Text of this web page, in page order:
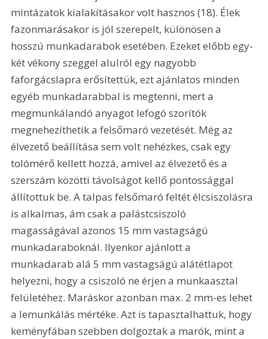
mintázatok kialakításakor volt hasznos (18). Élek
fazonmarásakor is jól szerepelt, különösen a
hosszú munkadarabok esetében. Ezeket előbb egy-
két vékony szeggel alulról egy nagyobb
faforgácslapra erősítettük, ezt ajánlatos minden
egyéb munkadarabbal is megtenni, mert a
megmunkálandó anyagot lefogó szorítók
megnehezíthetik a felsőmaró vezetését. Még az
élvezető beállítása sem volt nehézkes, csak egy
tolómérő kellett hozzá, amivel az élvezető és a
szerszám közötti távolságot kellő pontossággal
állítottuk be. A talpas felsőmaró feltét élcsiszolásra
is alkalmas, ám csak a palástcsiszoló
magasságával azonos 15 mm vastagságú
munkadaraboknál. Ilyenkor ajánlott a
munkadarab alá 5 mm vastagságú alátétlapot
helyezni, hogy a csiszoló ne érjen a munkaasztal
felületéhez. Maráskor azonban max. 2 mm-es lehet
a lemunkálás mértéke. Azt is tapasztalhattuk, hogy
keményfában szebben dolgoztak a marók, mint a